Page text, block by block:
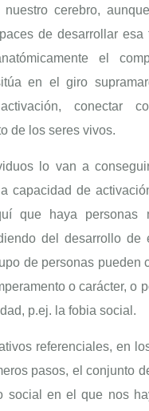
nuestro cerebro,
de desarrollar esa
el
en el giro
conectar
de los seres vivos.
lo van a
capacidad de
que haya personas
del desarrollo de
de personas pueden
o carácter, o
p.ej. la fobia social.
referenciales, en
pasos, el conjunto
social en el que nos